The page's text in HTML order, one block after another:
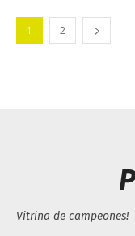
1 2
Vitrina de campeones!